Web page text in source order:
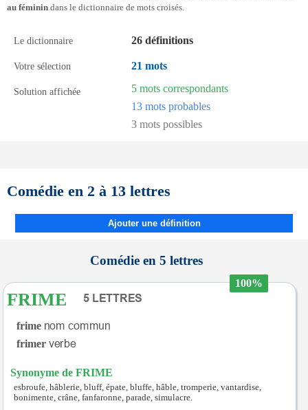
au féminin dans le dictionnaire de mots croisés.
Le dictionnaire 26 définitions
Votre sélection 21 mots
Solution affichée
5 mots correspondants
13 mots probables
3 mots possibles
Comédie en 2 à 13 lettres
Ajouter une définition
Comédie en 5 lettres
100%
FRIME
frime
frimer
Synonyme de FRIME
esbroufe, hâblerie, bluff, épate, bluffe, hâble, tromperie, vantardise,
bonimente, crâne, fanfaronne, parade, simulacre.